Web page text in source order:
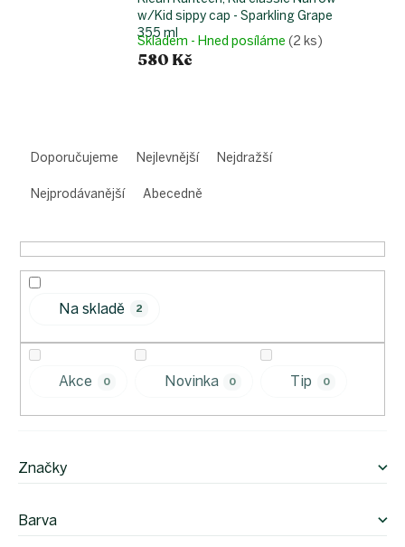
w/Kid sippy cap - Sparkling Grape
355 ml
Skladem - Hned posíláme (2 ks)
580 Kč
a
p
r
o
k
Doporučujeme Nejlevnější Nejdražší
Nejprodávanější Abecedně
Na skladě 2
Akce 0 Novinka 0 Tip 0
Značky
Barva